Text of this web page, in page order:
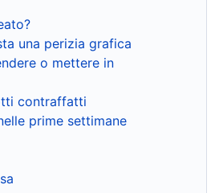
una perizia grafica
o mettere in
contraffatti
prime settimane